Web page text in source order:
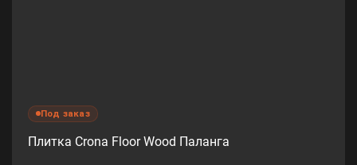
Под заказ
Плитка Crona Floor Wood Паланга